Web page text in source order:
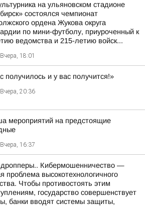
на ульяновском стадионе
состоялся чемпионат
ордена Жукова округа
по мини-футболу, приуроченный к
ведомства и 215-летию войск...
Вчера, 18:01
получилось и у вас получится!»
Вчера, 20:36
мероприятий на предстоящие
Вчера, 16:37
Кибермошенничество —
проблема высокотехнологичного
Чтобы противостоять этим
государство совершенствует
банки вводят системы защиты,